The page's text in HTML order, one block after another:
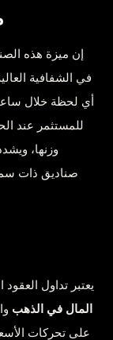
إن ميزة هذه
في الشفافية
أي لحظة خلال
للمستثمر عند
وزنها،
صناديق ذات
يعتبر تداول
المال في الذهب
على تحركات